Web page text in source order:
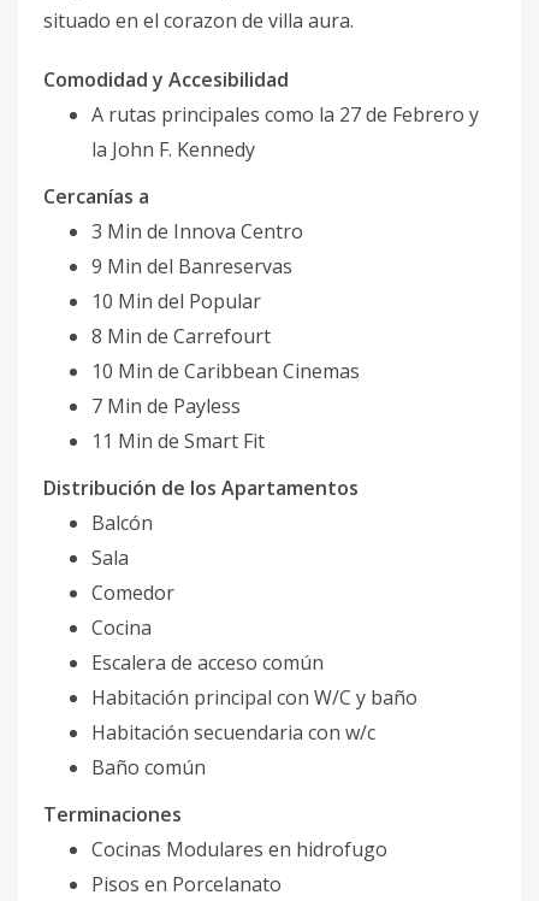
situado en el corazon de villa aura.
Comodidad y Accesibilidad
A rutas principales como la 27 de Febrero y
la John F. Kennedy
Cercanías a
3 Min de Innova Centro
9 Min del Banreservas
10 Min del Popular
8 Min de Carrefourt
10 Min de Caribbean Cinemas
7 Min de Payless
11 Min de Smart Fit
Distribución de los Apartamentos
Balcón
Sala
Comedor
Cocina
Escalera de acceso común
Habitación principal con W/C y baño
Habitación secuendaria con w/c
Baño común
Terminaciones
Cocinas Modulares en hidrofugo
Pisos en Porcelanato